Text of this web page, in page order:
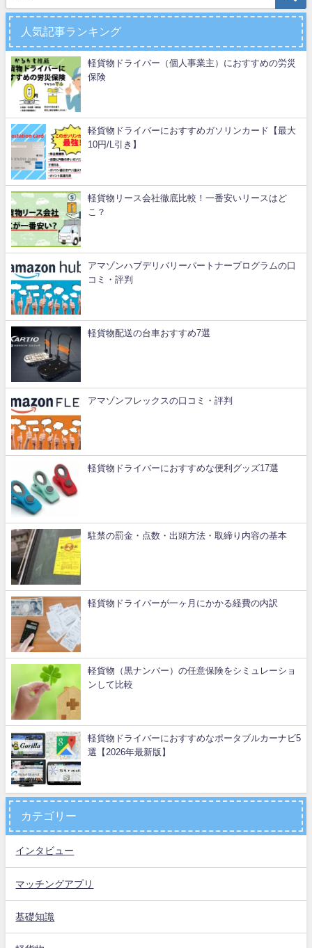
人気記事ランキング
軽貨物ドライバー（個人事業主）におすすめの労災
保険
軽貨物ドライバーにおすすめガソリンカード【最大
10円/L引き】
軽貨物リース会社徹底比較！一番安いリースはど
こ？
アマゾンハブデリバリーパートナープログラムの口
コミ・評判
軽貨物配送の台車おすすめ7選
アマゾンフレックスの口コミ・評判
軽貨物ドライバーにおすすめな便利グッズ17選
駐禁の罰金・点数・出頭方法・取締り内容の基本
軽貨物ドライバーが一ヶ月にかかる経費の内訳
軽貨物（黒ナンバー）の任意保険をシミュレーショ
ンして比較
軽貨物ドライバーにおすすめなポータブルカーナビ5
選【2026年最新版】
カテゴリー
インタビュー
マッチングアプリ
基礎知識